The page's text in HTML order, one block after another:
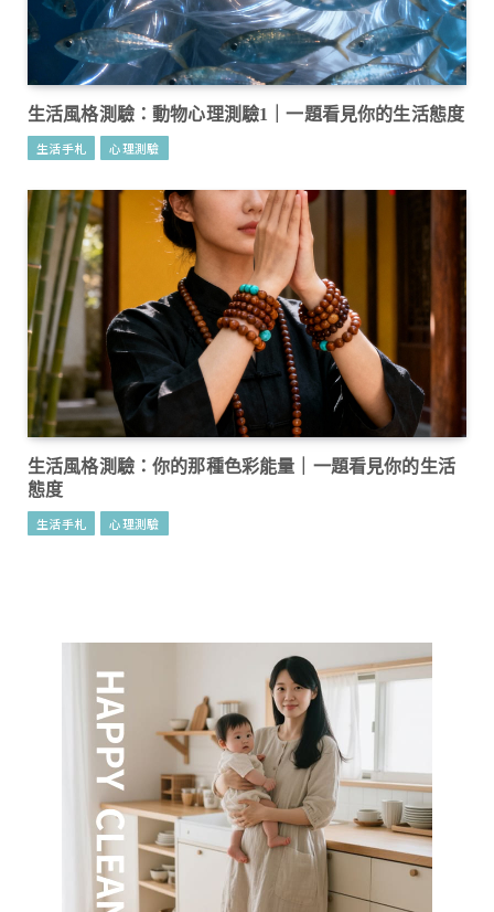
生活風格測驗：動物心理測驗1｜一題看見你的生活態度
生活手札 心理測驗
生活風格測驗：你的那種色彩能量｜一題看見你的生活
態度
生活手札 心理測驗